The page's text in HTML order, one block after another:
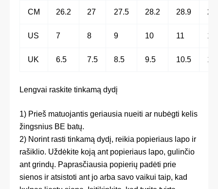
CM 26.2 27 27.5 28.2 28.9
US 7 8 9 10 11 12
UK 6.5 7.5 8.5 9.5 10.5
Lengvai raskite tinkamą dydį
1) Prieš matuojantis geriausia nueiti ar nubėgti kelis
žingsnius BE batų.
2) Norint rasti tinkamą dydį, reikia popieriaus lapo ir
rašiklio. Uždėkite koją ant popieriaus lapo, gulinčio
ant grindų. Paprasčiausia popierių padėti prie
sienos ir atsistoti ant jo arba savo vaikui taip, kad